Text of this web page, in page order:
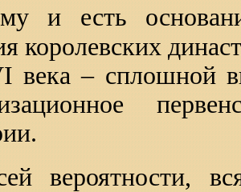
и есть
королевских
века – сплошной
вероятности,